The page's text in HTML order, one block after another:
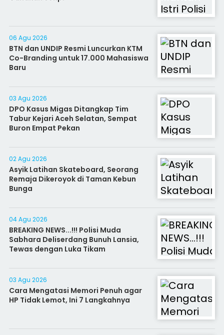
06 Agu 2026
BTN dan UNDIP Resmi Luncurkan KTM
Co-Branding untuk 17.000 Mahasiswa
Baru
03 Agu 2026
DPO Kasus Migas Ditangkap Tim
Tabur Kejari Aceh Selatan, Sempat
Buron Empat Pekan
02 Agu 2026
Asyik Latihan Skateboard, Seorang
Remaja Dikeroyok di Taman Kebun
Bunga
04 Agu 2026
BREAKING NEWS...!!! Polisi Muda
Sabhara Deliserdang Bunuh Lansia,
Tewas dengan Luka Tikam
03 Agu 2026
Cara Mengatasi Memori Penuh agar
HP Tidak Lemot, Ini 7 Langkahnya